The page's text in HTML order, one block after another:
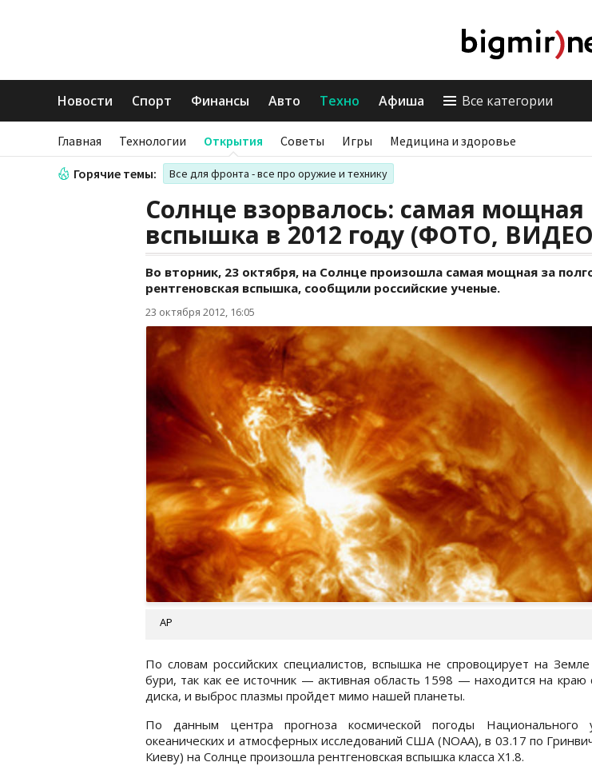
Новости Спорт Финансы Авто Техно Афиша Все категории
Главная Технологии Открытия Советы Игры Медицина и здоровье
Горячие темы: Все для фронта - все про оружие и технику
Солнце взорвалось: самая мощная
вспышка в 2012 году (ФОТО,
Во вторник, 23 октября, на Солнце произошла самая мощная за
рентгеновская вспышка, сообщили российские ученые.
23 октября 2012, 16:05
АР
По словам российских специалистов, вспышка не спровоцирует на
бури, так как ее источник — активная область 1598 — находится на краю
диска, и выброс плазмы пройдет мимо нашей планеты.
По данным центра прогноза космической погоды Национального
океанических и атмосферных исследований США (NOAA), в 03.17 по
Киеву) на Солнце произошла рентгеновская вспышка класса X1.8.